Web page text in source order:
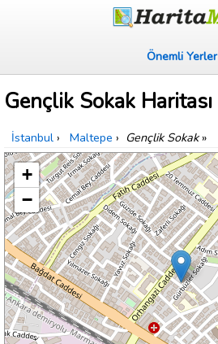
Önemli Yerler
Gençlik Sokak Haritası
İstanbul › Maltepe › Gençlik Sokak»
+
−